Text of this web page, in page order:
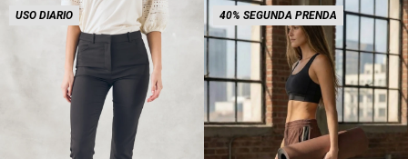
USO DIARIO 40% SEGUNDA PRENDA